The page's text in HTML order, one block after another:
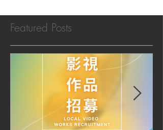
Featured Posts